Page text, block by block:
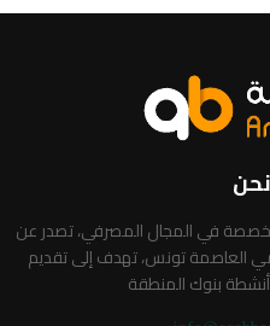
في المجال المصرفي، تصدر عن
العاصمة تونس، تهدف إلى تقديم
بنوك المنطقة